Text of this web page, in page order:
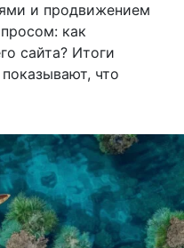
и продвижением
как
сайта? Итоги
что